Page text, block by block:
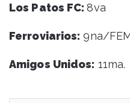
Los Patos FC:8va
Ferroviarios: 9na/
Amigos Unidos: 11ma.